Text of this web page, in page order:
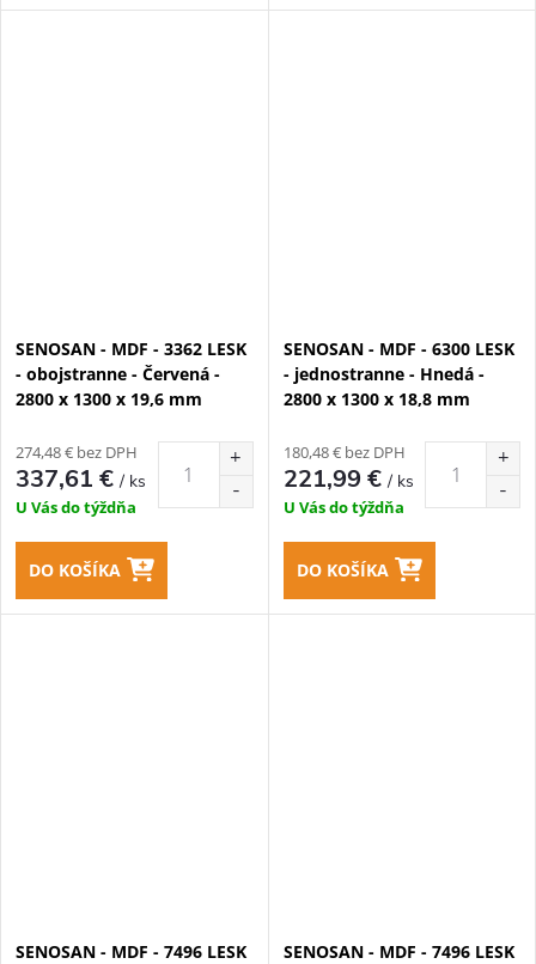
SENOSAN - MDF - 3362 LESK
- obojstranne - Červená -
2800 x 1300 x 19,6 mm
274,48 € bez DPH
337,61 €/ ks
U Vás do týždňa
DO KOŠÍKA
SENOSAN - MDF - 6300 LESK
- jednostranne - Hnedá -
2800 x 1300 x 18,8 mm
180,48 € bez DPH
221,99 €/ ks
U Vás do týždňa
DO KOŠÍKA
SENOSAN - MDF - 7496 LESK
SENOSAN - MDF - 7496 LESK